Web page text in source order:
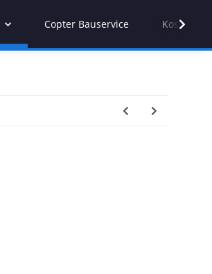
Copter Bauservice